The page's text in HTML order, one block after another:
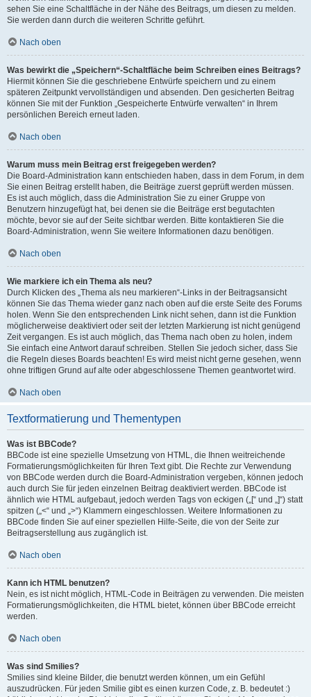
sehen Sie eine Schaltfläche in der Nähe des Beitrags, um diesen zu melden.
Sie werden dann durch die weiteren Schritte geführt.
Nach oben
Was bewirkt die „Speichern“-Schaltfläche beim Schreiben eines Beitrags?
Hiermit können Sie die geschriebene Entwürfe speichern und zu einem
späteren Zeitpunkt vervollständigen und absenden. Den gesicherten Beitrag
können Sie mit der Funktion „Gespeicherte Entwürfe verwalten“ in Ihrem
persönlichen Bereich erneut laden.
Nach oben
Warum muss mein Beitrag erst freigegeben werden?
Die Board-Administration kann entschieden haben, dass in dem Forum, in dem
Sie einen Beitrag erstellt haben, die Beiträge zuerst geprüft werden müssen.
Es ist auch möglich, dass die Administration Sie zu einer Gruppe von
Benutzern hinzugefügt hat, bei denen sie die Beiträge erst begutachten
möchte, bevor sie auf der Seite sichtbar werden. Bitte kontaktieren Sie die
Board-Administration, wenn Sie weitere Informationen dazu benötigen.
Nach oben
Wie markiere ich ein Thema als neu?
Durch Klicken des „Thema als neu markieren“-Links in der Beitragsansicht
können Sie das Thema wieder ganz nach oben auf die erste Seite des Forums
holen. Wenn Sie den entsprechenden Link nicht sehen, dann ist die Funktion
möglicherweise deaktiviert oder seit der letzten Markierung ist nicht genügend
Zeit vergangen. Es ist auch möglich, das Thema nach oben zu holen, indem
Sie einfach eine Antwort darauf schreiben. Stellen Sie jedoch sicher, dass Sie
die Regeln dieses Boards beachten! Es wird meist nicht gerne gesehen, wenn
ohne triftigen Grund auf alte oder abgeschlossene Themen geantwortet wird.
Nach oben
Textformatierung und Thementypen
Was ist BBCode?
BBCode ist eine spezielle Umsetzung von HTML, die Ihnen weitreichende
Formatierungsmöglichkeiten für Ihren Text gibt. Die Rechte zur Verwendung
von BBCode werden durch die Board-Administration vergeben, können jedoch
auch durch Sie für jeden einzelnen Beitrag deaktiviert werden. BBCode ist
ähnlich wie HTML aufgebaut, jedoch werden Tags von eckigen („[“ und „]“) statt
spitzen („<“ und „>“) Klammern eingeschlossen. Weitere Informationen zu
BBCode finden Sie auf einer speziellen Hilfe-Seite, die von der Seite zur
Beitragserstellung aus zugänglich ist.
Nach oben
Kann ich HTML benutzen?
Nein, es ist nicht möglich, HTML-Code in Beiträgen zu verwenden. Die meisten
Formatierungsmöglichkeiten, die HTML bietet, können über BBCode erreicht
werden.
Nach oben
Was sind Smilies?
Smilies sind kleine Bilder, die benutzt werden können, um ein Gefühl
auszudrücken. Für jeden Smilie gibt es einen kurzen Code, z. B. bedeutet :)